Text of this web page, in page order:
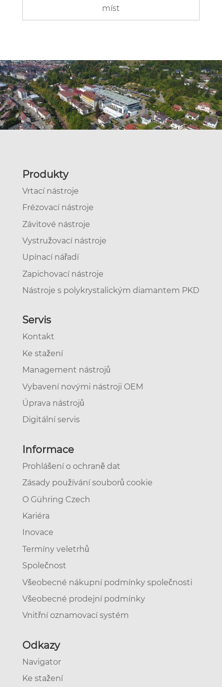
míst
Produkty
Vrtací nástroje
Frézovací nástroje
Závitové nástroje
Vystružovací nástroje
Upínací nářadí
Zapichovací nástroje
Nástroje s polykrystalickým diamantem PKD
Servis
Kontakt
Ke stažení
Management nástrojů
Vybavení novými nástroji OEM
Úprava nástrojů
Digitální servis
Informace
Prohlášení o ochraně dat
Zásady používání souborů cookie
O Gühring Czech
Kariéra
Inovace
Termíny veletrhů
Společnost
Všeobecné nákupní podmínky společnosti
Všeobecné prodejní podmínky
Vnitřní oznamovací systém
Odkazy
Navigator
Ke stažení